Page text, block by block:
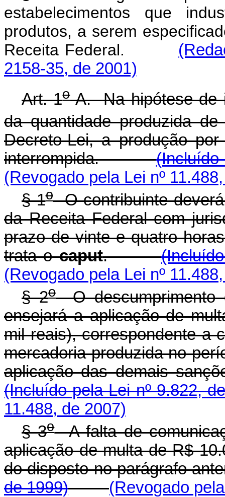
estabelecimentos que
produtos, a serem
Receita Federal.
2158-35, de 2001)
Art. 1o-A. Na hipótese de
da quantidade produzida
Decreto-Lei, a produção
interrompida.
(Revogado pela Lei nº
§ 1oO contribuinte deverá
da Receita Federal com
prazo de vinte e quatro
trata ocaput.
(Revogado pela Lei nº
§ 2oO descumprimento
ensejará a aplicação de
mil reais), correspondente a
mercadoria produzida no
aplicação das demais
(Incluído pela Lei nº 9.822,
11.488, de 2007)
§ 3oA falta de
aplicação de multa de R$
do disposto no parágrafo
de 1999)
(Revogado